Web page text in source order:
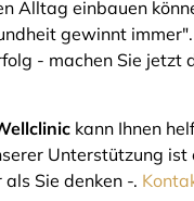
Alltag einbauen
gewinnt
- machen Sie jetzt
kann Ihnen
Unterstützung ist
Sie denken -.